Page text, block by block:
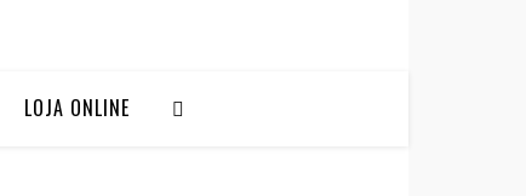
LOJA ONLINE